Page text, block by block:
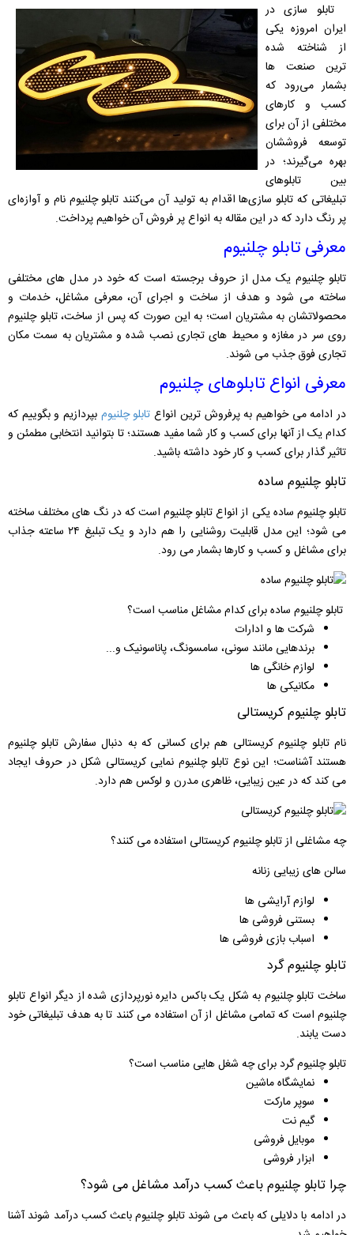
تابلو سازی در
ایران امروزه یکی
از شناخته شده
ترین صنعت ها
بشمار می‌رود که
کسب و کارهای
مختلفی از آن برای
توسعه فروششان
بهره می‌گیرند؛ در
بین تابلوهای
تبلیغاتی که تابلو سازی‌ها اقدام به تولید آن می‌کنند تابلو چلنیوم نام و آوازه‌ای
پر رنگ دارد که در این مقاله به انواع پر فروش آن خواهیم پرداخت.
معرفی تابلو چلنیوم
تابلو چلنیوم یک مدل از حروف برجسته است که خود در مدل های مختلفی
ساخته می شود و هدف از ساخت و اجرای آن، معرفی مشاغل، خدمات و
محصولاتشان به مشتریان است؛ به این صورت که پس از ساخت، تابلو چلنیوم
روی سر در مغازه و محیط های تجاری نصب شده و مشتریان به سمت مکان
تجاری فوق جذب می شوند.
معرفی انواع تابلوهای چلنیوم
در ادامه می خواهیم به پرفروش ترین انواع تابلو چلنیوم بپردازیم و بگوییم که
کدام یک از آنها برای کسب و کار شما مفید هستند؛ تا بتوانید انتخابی مطمئن و
تاثیر گذار برای کسب و کار خود داشته باشید.
تابلو چلنیوم ساده
تابلو چلنیوم ساده یکی از انواع تابلو چلنیوم است که در نگ های مختلف ساخته
می شود؛ این مدل قابلیت روشنایی را هم دارد و یک تبلیغ ۲۴ ساعته جذاب
برای مشاغل و کسب و کارها بشمار می رود.
تابلو چلنیوم ساده برای کدام مشاغل مناسب است؟
شرکت ها و ادارات
برندهایی مانند سونی، سامسونگ، پاناسونیک و...
لوازم خانگی ها
مکانیکی ها
تابلو چلنیوم کریستالی
نام تابلو چلنیوم کریستالی هم برای کسانی که به دنبال سفارش تابلو چلنیوم
هستند آشناست؛ این نوع تابلو چلنیوم نمایی کریستالی شکل در حروف ایجاد
می کند که در عین زیبایی، ظاهری مدرن و لوکس هم دارد.
چه مشاغلی از تابلو چلنیوم کریستالی استفاده می کنند؟
سالن های زیبایی زنانه
لوازم آرایشی ها
بستنی فروشی ها
اسباب بازی فروشی ها
تابلو چلنیوم گرد
ساخت تابلو چلنیوم به شکل یک باکس دایره نورپردازی شده از دیگر انواع تابلو
چلنیوم است که تمامی مشاغل از آن استفاده می کنند تا به هدف تبلیغاتی خود
دست یابند.
تابلو چلنیوم گرد برای چه شغل هایی مناسب است؟
نمایشگاه ماشین
سوپر مارکت
گیم نت
موبایل فروشی
ابزار فروشی
چرا تابلو چلنیوم باعث کسب درآمد مشاغل می شود؟
در ادامه با دلایلی که باعث می شوند تابلو چلنیوم باعث کسب درآمد شوند آشنا